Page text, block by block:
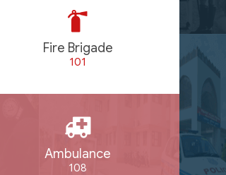
Fire Brigade
101
Ambulance
108